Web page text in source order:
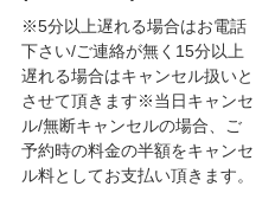
※5分以上遅れる場合はお電話
下さい/ご連絡が無く15分以上
遅れる場合はキャンセル扱いと
させて頂きます※当日キャンセ
ル/無断キャンセルの場合、ご
予約時の料金の半額をキャンセ
ル料としてお支払い頂きます。